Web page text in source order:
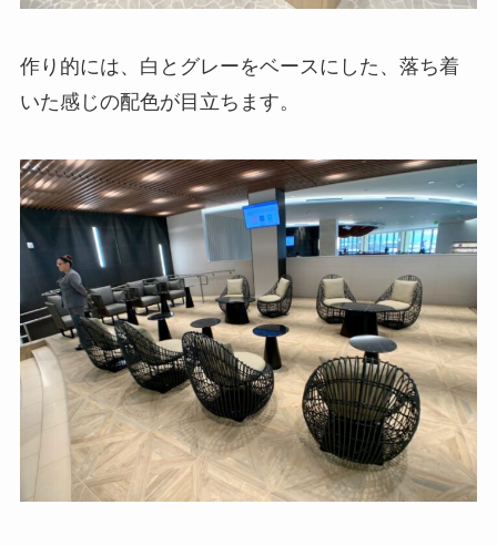
作り的には、白とグレーをベースにした、落ち着
いた感じの配色が目立ちます。